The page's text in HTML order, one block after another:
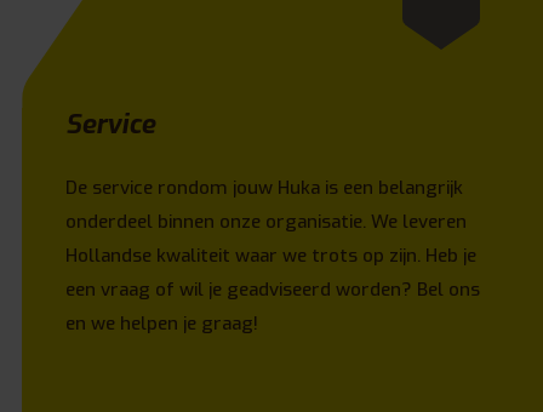
Service
De service rondom jouw Huka is een belangrijk
onderdeel binnen onze organisatie. We leveren
Hollandse kwaliteit waar we trots op zijn. Heb je
een vraag of wil je geadviseerd worden? Bel ons
en we helpen je graag!